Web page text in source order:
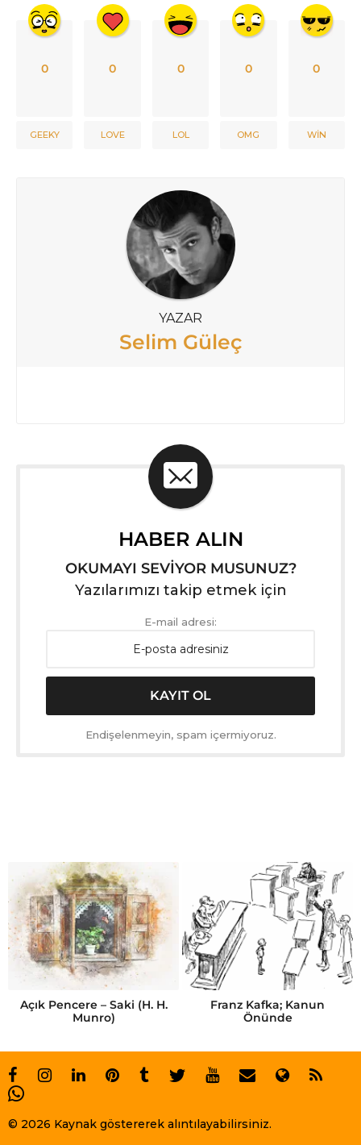
0
GEEKY
0
LOVE
0
LOL
0
OMG
0
WIN
YAZAR
Selim Güleç
HABER ALIN
OKUMAYI SEVİYOR MUSUNUZ?
Yazılarımızı takip etmek için
E-mail adresi:
Endişelenmeyin, spam içermiyoruz.
Açık Pencere – Saki (H. H.
Munro)
Franz Kafka; Kanun
Önünde
© 2026 Kaynak göstererek alıntılayabilirsiniz.